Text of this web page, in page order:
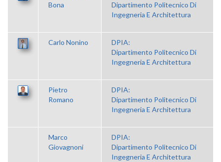
Bona
Dipartimento Politecnico Di
Ingegneria E Architettura
Carlo Nonino
DPIA:
Dipartimento Politecnico Di
Ingegneria E Architettura
Pietro
Romano
DPIA:
Dipartimento Politecnico Di
Ingegneria E Architettura
Marco
Giovagnoni
DPIA:
Dipartimento Politecnico Di
Ingegneria E Architettura